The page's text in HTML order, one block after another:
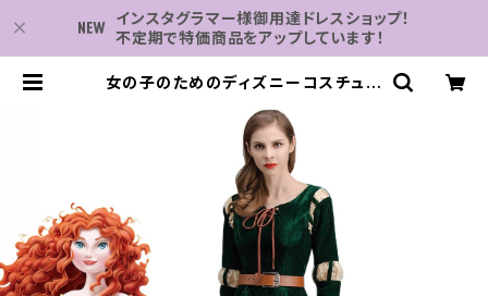
インスタグラマー様御用達ドレスショップ！
不定期で特価商品をアップしています！
女の子のためのディズニーコスチュー
チューム M L XL 勇敢な衣装 コスプ
レ カーニバル服 ハロウィーン | 子供
服・パーティドレスなら何でも揃う-2
万点～結婚式・卒業式・発表会の為の
ドレスショップ